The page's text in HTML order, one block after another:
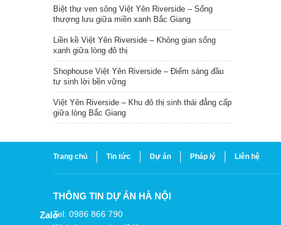
Biệt thự ven sông Việt Yên Riverside – Sống
thượng lưu giữa miền xanh Bắc Giang
Liền kề Việt Yên Riverside – Không gian sống
xanh giữa lòng đô thị
Shophouse Việt Yên Riverside – Điểm sáng đầu
tư sinh lời bền vững
Việt Yên Riverside – Khu đô thị sinh thái đẳng cấp
giữa lòng Bắc Giang
Trang chủ Tin tức Dự án Pháp lý Liên hệ
THÔNG TIN DỰ ÁN HÀ NỘI
Tel: 0986 866 790
Zalo